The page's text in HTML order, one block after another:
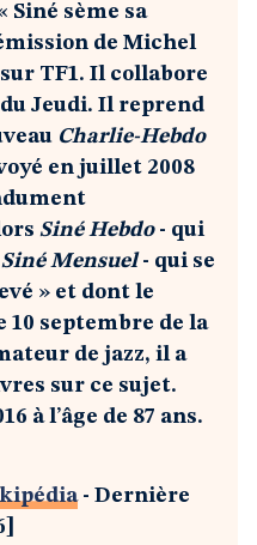
Siné sème sa
de Michel
TF1. Il collabore
Jeudi. Il reprend
Charlie-Hebdo
en juillet 2008
Siné Hebdo- qui
Siné Mensuel- qui se
» et dont le
septembre de la
de jazz, il a
sur ce sujet.
à l’âge de 87 ans.
- Dernière